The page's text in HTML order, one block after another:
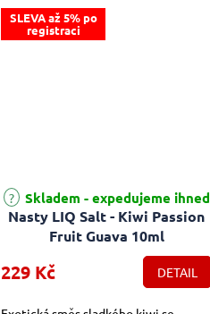
SLEVA až 5% po
registraci
Nasty LIQ Salt - Kiwi Passion
Fruit Guava 10ml
Skladem - expedujeme ihned
229 Kč DETAIL